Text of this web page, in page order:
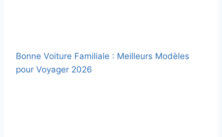
Bonne Voiture Familiale : Meilleurs Modèles
pour Voyager 2026